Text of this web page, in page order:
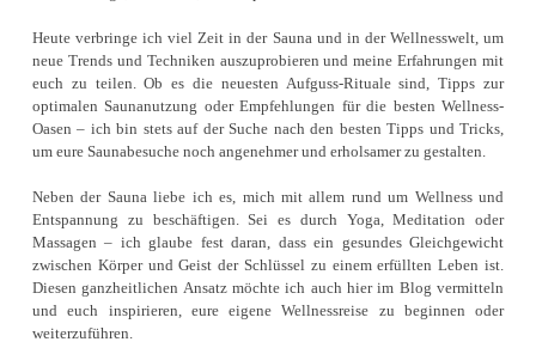
Heute verbringe ich viel Zeit in der Sauna und in der Wellnesswelt, um
neue Trends und Techniken auszuprobieren und meine Erfahrungen mit
euch zu teilen. Ob es die neuesten Aufguss-Rituale sind, Tipps zur
optimalen Saunanutzung oder Empfehlungen für die besten Wellness-
Oasen – ich bin stets auf der Suche nach den besten Tipps und Tricks,
um eure Saunabesuche noch angenehmer und erholsamer zu gestalten.
Neben der Sauna liebe ich es, mich mit allem rund um Wellness und
Entspannung zu beschäftigen. Sei es durch Yoga, Meditation oder
Massagen – ich glaube fest daran, dass ein gesundes Gleichgewicht
zwischen Körper und Geist der Schlüssel zu einem erfüllten Leben ist.
Diesen ganzheitlichen Ansatz möchte ich auch hier im Blog vermitteln
und euch inspirieren, eure eigene Wellnessreise zu beginnen oder
weiterzuführen.